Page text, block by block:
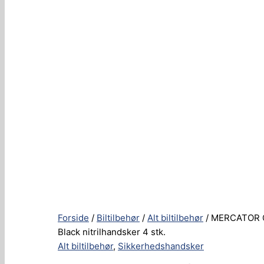
Forside / Biltilbehør / Alt biltilbehør / MERCATOR
Black nitrilhandsker 4 stk.
Alt biltilbehør, Sikkerhedshandsker